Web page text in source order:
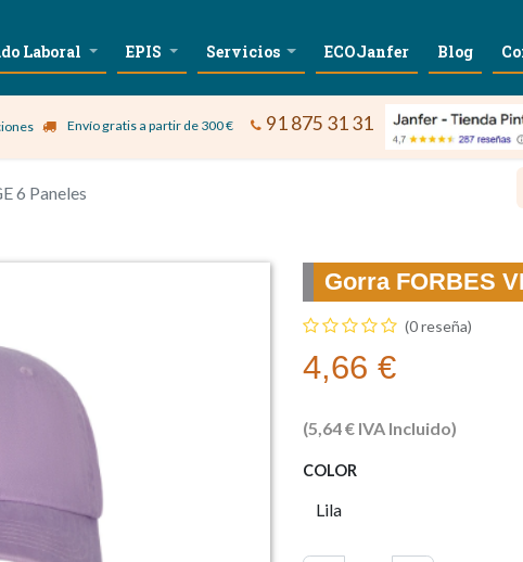
Laboral EPIS Servicios ECOJanfer Blog
Envío gratis a partir de 300 € 91 875 31 31
6 Paneles
Gorra FORBES
(0 reseña)
4,66 €
(5,64€ IVA Incluido)
COLOR